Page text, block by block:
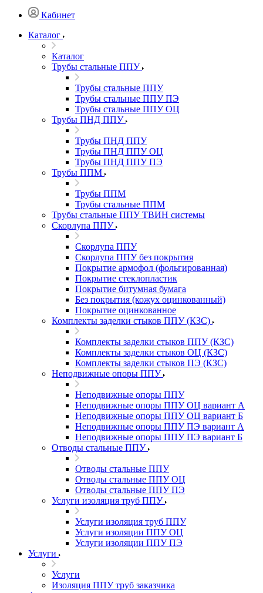
Кабинет
Каталог
Каталог
Трубы стальные ППУ
Трубы стальные ППУ
Трубы стальные ППУ ПЭ
Трубы стальные ППУ ОЦ
Трубы ПНД ППУ
Трубы ПНД ППУ
Трубы ПНД ППУ ОЦ
Трубы ПНД ППУ ПЭ
Трубы ППМ
Трубы ППМ
Трубы стальные ППМ
Трубы стальные ППУ ТВИН системы
Скорлупа ППУ
Скорлупа ППУ
Скорлупа ППУ без покрытия
Покрытие армофол (фольгированная)
Покрытие стеклопластик
Покрытие битумная бумага
Без покрытия (кожух оцинкованный)
Покрытие оцинкованное
Комплекты заделки стыков ППУ (КЗС)
Комплекты заделки стыков ППУ (КЗС)
Комплекты заделки стыков ОЦ (КЗС)
Комплекты заделки стыков ПЭ (КЗС)
Неподвижные опоры ППУ
Неподвижные опоры ППУ
Неподвижные опоры ППУ ОЦ вариант А
Неподвижные опоры ППУ ОЦ вариант Б
Неподвижные опоры ППУ ПЭ вариант А
Неподвижные опоры ППУ ПЭ вариант Б
Отводы стальные ППУ
Отводы стальные ППУ
Отводы стальные ППУ ОЦ
Отводы стальные ППУ ПЭ
Услуги изоляция труб ППУ
Услуги изоляция труб ППУ
Услуги изоляции ППУ ОЦ
Услуги изоляции ППУ ПЭ
Услуги
Услуги
Изоляция ППУ труб заказчика